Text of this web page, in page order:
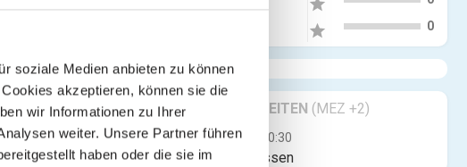
soziale Medien anbieten zu können
akzeptieren, können sie die
wir Informationen zu Ihrer
weiter. Unsere Partner führen
haben oder die sie im
star
star 0
GESCHÄFTSZEITEN (MEZ +2)
Mo 00:00 - 00:30
Jetzt geschlossen